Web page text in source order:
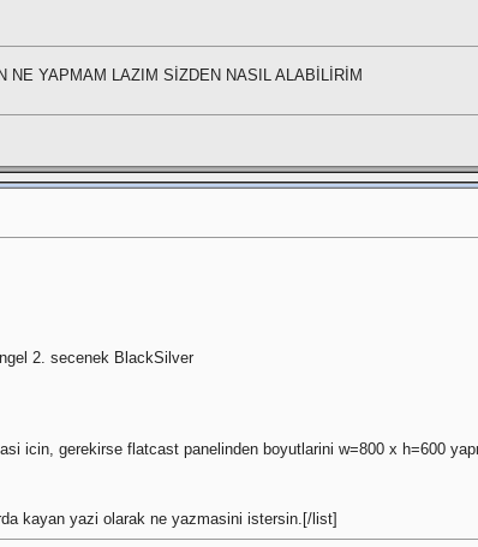
NE YAPMAM LAZIM SİZDEN NASIL ALABİLİRİM
2. secenek BlackSilver
icin, gerekirse flatcast panelinden boyutlarini w=800 x h=600
kayan yazi olarak ne yazmasini istersin.[/list]